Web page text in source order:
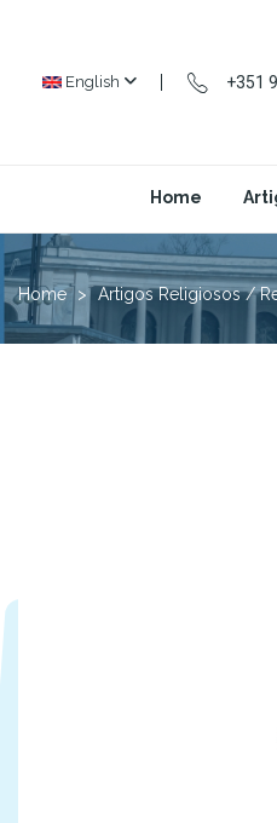
English +351
Home
Home Artigos Religiosos /